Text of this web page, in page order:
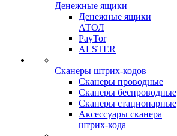
Денежные ящики
Денежные ящики
АТОЛ
PayTor
ALSTER
Сканеры штрих-кодов
Сканеры проводные
Сканеры беспроводные
Сканеры стационарные
Аксессуары сканера
штрих-кода